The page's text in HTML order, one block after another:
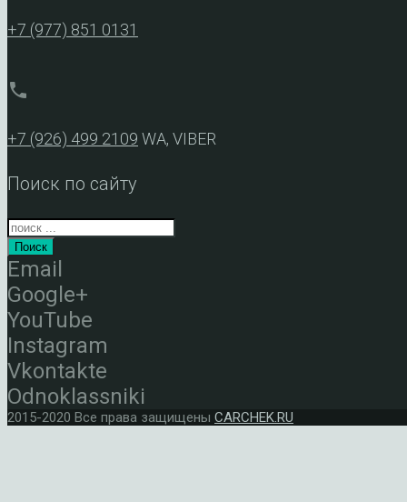
+7 (977) 851 0131
phone
+7 (926) 499 2109 WA, VIBER
Поиск по сайту
Поиск
Email
Google+
YouTube
Instagram
Vkontakte
Odnoklassniki
2015-2020 Все права защищены CARCHEK.RU